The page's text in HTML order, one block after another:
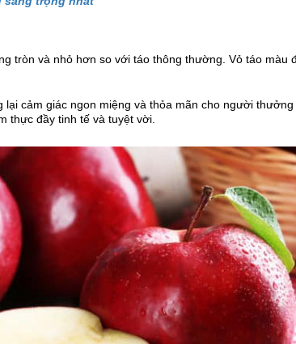
tròn và nhỏ hơn so với táo thông thường. Vỏ táo màu
cảm giác ngon miệng và thỏa mãn cho người thưởng
thực đầy tinh tế và tuyệt vời.